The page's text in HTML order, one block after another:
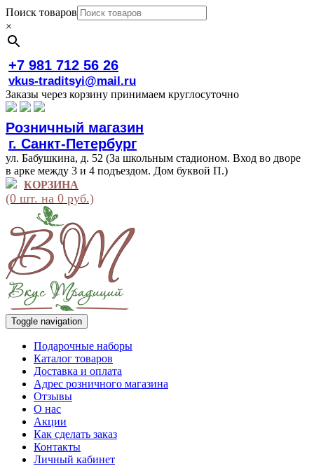
Поиск товаров
×
+7 981 712 56 26
vkus-traditsyi@mail.ru
Заказы через корзину принимаем круглосуточно
Розничный магазин
г. Санкт-Петербург
ул. Бабушкина, д. 52 (За школьным стадионом. Вход во дворе
в арке между 3 и 4 подъездом. Дом буквой П.)
КОРЗИНА
(0 шт. на 0 руб.)
Toggle navigation
Подарочные наборы
Каталог товаров
Доставка и оплата
Адрес розничного магазина
Отзывы
О нас
Акции
Как сделать заказ
Контакты
Личный кабинет